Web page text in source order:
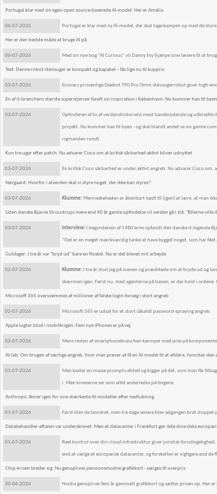
Portugal klar med sin egen open source-baserede AI-model: Her er Amália
06-07-2026 Portugal er klar med ny AI-model, der skal tage kampen op med de
Her er den bedste måde at bruge AI på
06-07-2026 Med sin nye bog ”AI Curious” vil Danny Iny hjælpe sine læsere til at
Test: Denne robot-støvsuger er kompakt og kapabel – fås lige nu til kuppris
03-07-2026 Ecovacs prisvenlige Deebot T90 Pro Omni støvsugerrobot giver high-
En af it-branchens største superstjerner fandt sin inspiration i København: Nu kommer han til
03-07-2026 Opfinderen af to af verdenshistoriens mest banebrydende og
projekt. Nu kommer han til byen - og skal blandt andet se sin gamle
rigmanden rundt.
Kun tre uger efter patch: Nu advarer Cisco om at kritisk sårbarhed aktivt bliver udnyttet
03-07-2026 En kritisk Cisco sårbarhed er under aktivt angreb. Nu advarer Cisco om,
Nørgaard: Hvorfor i alverden skal vi styre noget, der ikke kan styres?
03-07-2026 Klumme: Menneskeheden er åbenbart nødt til (igen) at lære, at man
Uden danske Bjarne Stroustrups mere end 40 år gamle opfindelse vil verden gå i stå: "Bilerne
03-07-2026 Interview: I begyndelsen af 1980'erne opfandt den danske it-legende
”Det er en meget mærkværdig tanke at have bygget noget, som har
Guldager: I tre år var "bryd ud" bare en floskel. Nu er det blevet mit arbejde
02-07-2026 Klumme: I tre år stod jeg på scenen og prædikede om at bryde ud og
skærmen igen. Først nu, med agenterne på banen, er der hold i ordene.
Microsoft 365 oversvømmes af millioner af falske login-forsøg i stort angreb
02-07-2026 Microsoft 365 er udsat for et stort såkaldt password-spraying angreb.
Apple lugter blod i mobilkrigen: Fem nye iPhones er på vej
02-07-2026 Mens resten af smartphonebranchen kæmper med pres på
AI-lab: Om brugen af særlige angreb, hvor man prøver at få en AI-model til at afsløre, hvordan den
01-07-2026 Man kaster en masse prompts afsted og kigger på det, som man får
i. Men kineserne ser som altid anderledes på tingene.
Anthropic åbner igen for sine stærkeste AI-modeller efter nedlukning
01-07-2026 Først blev de lanceret, men tre dage senere blev adgangen brat
Databehandler-aftalen var underskrevet: Men et datacenter i Frankfurt gør ikke dine data
01-07-2026 Reel kontrol over din cloud-infrastruktur giver juridisk
end at vælge et europæisk datacenter, og forskellen er vigtigere end de
Chip-krisen breder sig: Nu genoplives pensionsmodne grafikkort - sælges til overpris
30-06-2026 Nvidia genopliver fem år gammelt grafikkort og sætter prisen op. Her